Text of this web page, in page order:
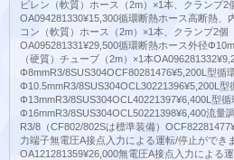
ピレン（軟質）ホース（2m）×1本、クランプ2
OA094281330¥15,300循環断熱ホース高断熱、
コン（軟質）ホース（2m）×1本、クランプ2個
OA095281331¥29,500循環断熱ホース外径
（硬質）チューブ（2m）×1本
Φ8mmR3/8SUS304OCF80281476¥5,200L型循
Φ10.5mmR3/8SUS304OCL30221396¥5,200L型
Φ13mmR3/8SUS304OCL40221397¥6,400L型循
Φ16mmR3/8SUS304OCL50221398¥6,400流量
R3/8（CF802/802Sは標準装備）
力端子無電圧A接点入力による運転/停止ができ
OA121281359¥26,000無電圧A接点入力による